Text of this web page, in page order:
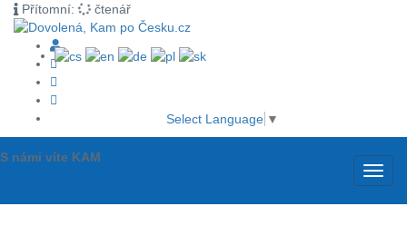
Přítomní: čtenář
Select Language ▼
S námi víte KAM